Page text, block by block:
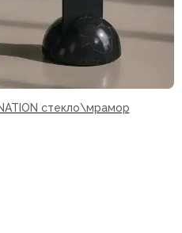
стекло\мрамор